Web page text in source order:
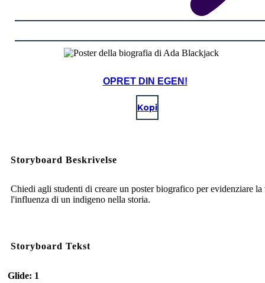
OPRET DIN EGEN!
Kopi
Storyboard Beskrivelse
Chiedi agli studenti di creare un poster biografico per evidenziare la
l'influenza di un indigeno nella storia.
Storyboard Tekst
Glide: 1